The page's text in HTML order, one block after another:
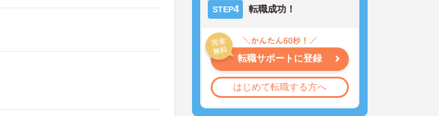
STEP4 転職成功！
転職サポートに登録
はじめて転職する方へ